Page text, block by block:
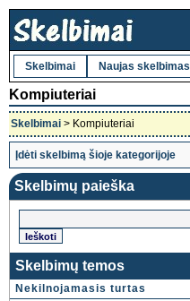
Skelbimai Naujas skelbimas
Kompiuteriai
Skelbimai > Kompiuteriai
Įdėti skelbimą šioje kategorijoje
Skelbimų paieška
Skelbimų temos
Nekilnojamasis turtas